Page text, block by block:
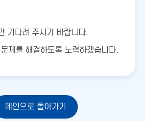
기다려 주시기 바랍니다.
제를 해결하도록 노력하겠습니다.
메인으로 돌아가기